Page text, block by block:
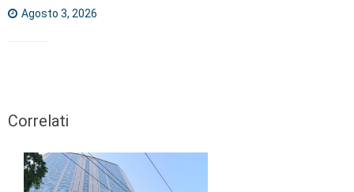
Agosto 3, 2026
Correlati